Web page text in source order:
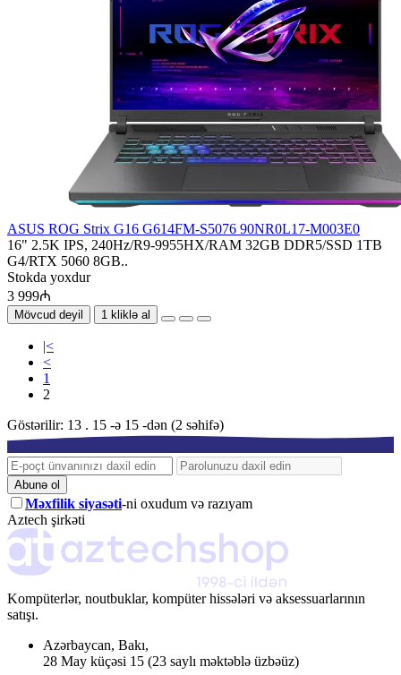
ASUS ROG Strix G16 G614FM-S5076 90NR0L17-M003E0
16" 2.5K IPS, 240Hz/R9-9955HX/RAM 32GB DDR5/SSD 1TB
G4/RTX 5060 8GB..
Stokda yoxdur
3 999₼
Mövcud deyil 1 kliklə al
|<
<
1
2
Göstərilir: 13 . 15 -ə 15 -dən (2 səhifə)
Abunə ol
Məxfilik siyasəti-ni oxudum və razıyam
Aztech şirkəti
Kompüterlər, noutbuklar, kompüter hissələri və aksessuarlarının
satışı.
Azərbaycan, Bakı,
28 May küçəsi 15 (23 saylı məktəblə üzbəüz)